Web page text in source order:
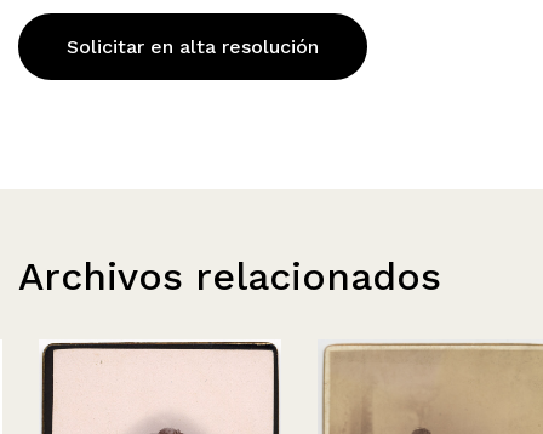
Solicitar en alta resolución
Archivos relacionados